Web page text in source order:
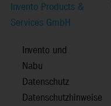
Invento Products &
Services GmbH
Invento und
Nabu
Datenschutz
Datenschutzhinweise